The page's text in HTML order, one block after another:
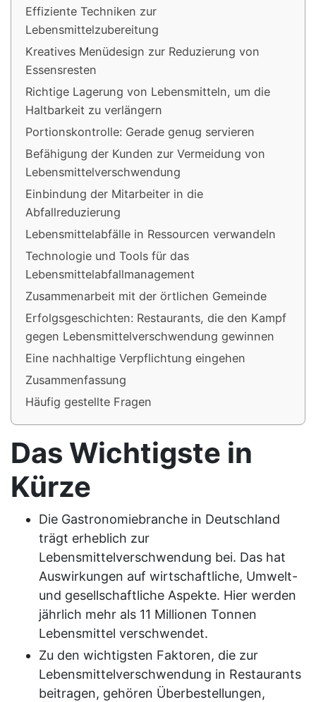
Effiziente Techniken zur
Lebensmittelzubereitung
Kreatives Menüdesign zur Reduzierung von
Essensresten
Richtige Lagerung von Lebensmitteln, um die
Haltbarkeit zu verlängern
Portionskontrolle: Gerade genug servieren
Befähigung der Kunden zur Vermeidung von
Lebensmittelverschwendung
Einbindung der Mitarbeiter in die
Abfallreduzierung
Lebensmittelabfälle in Ressourcen verwandeln
Technologie und Tools für das
Lebensmittelabfallmanagement
Zusammenarbeit mit der örtlichen Gemeinde
Erfolgsgeschichten: Restaurants, die den Kampf
gegen Lebensmittelverschwendung gewinnen
Eine nachhaltige Verpflichtung eingehen
Zusammenfassung
Häufig gestellte Fragen
Das Wichtigste in
Kürze
Die Gastronomiebranche in Deutschland
trägt erheblich zur
Lebensmittelverschwendung bei. Das hat
Auswirkungen auf wirtschaftliche, Umwelt-
und gesellschaftliche Aspekte. Hier werden
jährlich mehr als 11 Millionen Tonnen
Lebensmittel verschwendet.
Zu den wichtigsten Faktoren, die zur
Lebensmittelverschwendung in Restaurants
beitragen, gehören Überbestellungen,